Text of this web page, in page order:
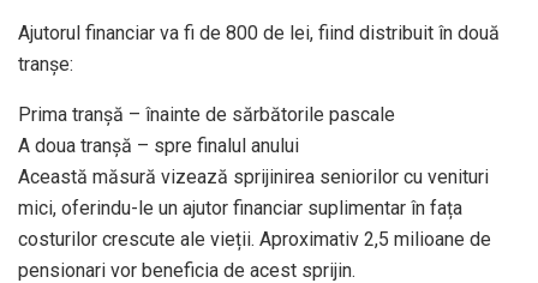
Ajutorul financiar va fi de 800 de lei, fiind distribuit în două
tranșe:
Prima tranșă – înainte de sărbătorile pascale
A doua tranșă – spre finalul anului
Această măsură vizează sprijinirea seniorilor cu venituri
mici, oferindu-le un ajutor financiar suplimentar în fața
costurilor crescute ale vieții. Aproximativ 2,5 milioane de
pensionari vor beneficia de acest sprijin.